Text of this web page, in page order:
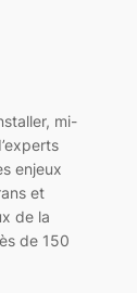
mi-
enjeux
et
de la
de 150